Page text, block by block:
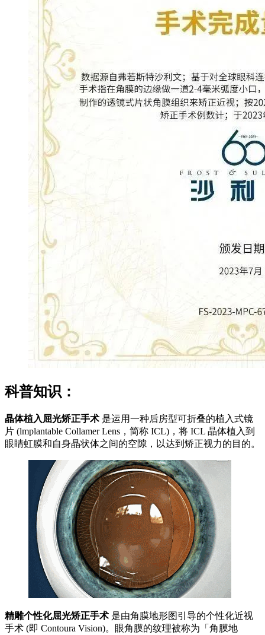
科普知识：
晶体植入屈光矫正手术 是运用一种后房型可折叠的植入式镜
片 (lmplantable Collamer Lens，简称 ICL)，将 ICL 晶体植入到
眼睛虹膜和自身晶状体之间的空隙，以达到矫正视力的目的。
精雕个性化屈光矫正手术 是由角膜地形图引导的个性化近视
手术 (即 Contoura Vision)。眼角膜的纹理被称为「角膜地